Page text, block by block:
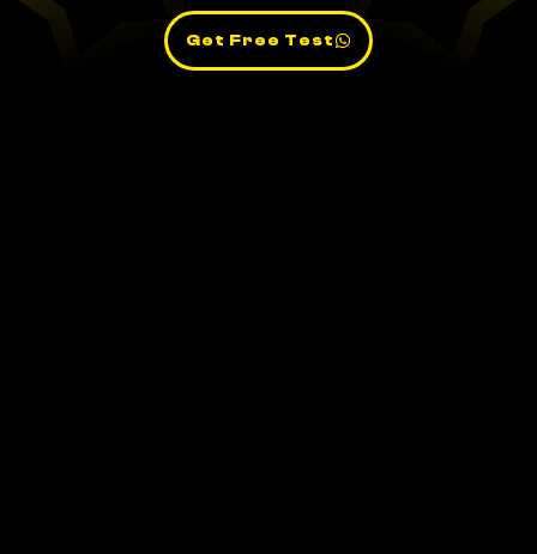
Get Free Test